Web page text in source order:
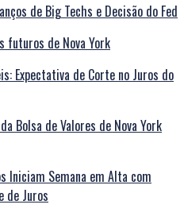
de Big Techs e Decisão do Fed
Expectativa de Corte no Juros do
Iniciam Semana em Alta com
de Juros